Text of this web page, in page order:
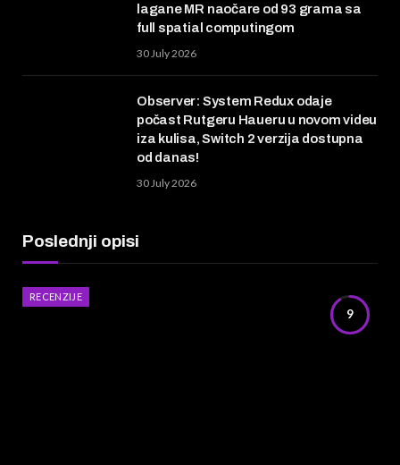
lagane MR naočare od 93 grama sa
full spatial computingom
30 July 2026
Observer: System Redux odaje
počast Rutgeru Haueru u novom videu
iza kulisa, Switch 2 verzija dostupna
od danas!
30 July 2026
Poslednji opisi
9
RECENZIJE